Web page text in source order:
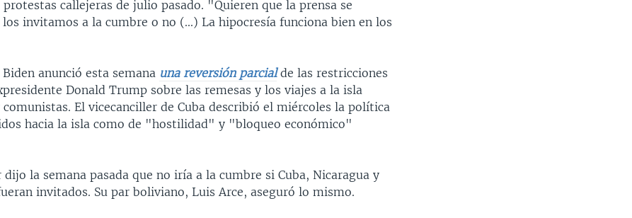
callejeras de julio pasado. "Quieren que la prensa se
invitamos a la cumbre o no (...) La hipocresía funciona bien en los
anunció esta semana una reversión parcialde las restricciones
Donald Trump sobre las remesas y los viajes a la isla
El vicecanciller de Cuba describió el miércoles la política
hacia la isla como de "hostilidad" y "bloqueo económico"
dijo la semana pasada que no iría a la cumbre si Cuba, Nicaragua y
invitados. Su par boliviano, Luis Arce, aseguró lo mismo.